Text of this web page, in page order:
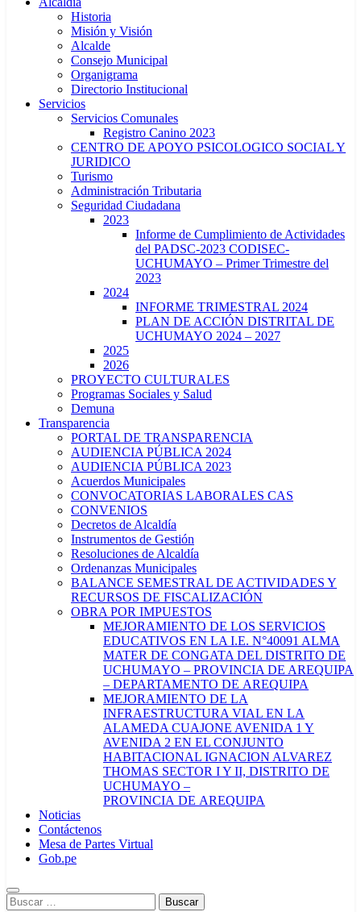
Historia
Misión y Visión
Alcalde
Consejo Municipal
Organigrama
Directorio Institucional
Servicios
Servicios Comunales
Registro Canino 2023
CENTRO DE APOYO PSICOLOGICO SOCIAL Y
JURIDICO
Turismo
Administración Tributaria
Seguridad Ciudadana
2023
Informe de Cumplimiento de Actividades
del PADSC-2023 CODISEC-
UCHUMAYO – Primer Trimestre del
2023
2024
INFORME TRIMESTRAL 2024
PLAN DE ACCIÓN DISTRITAL DE
UCHUMAYO 2024 – 2027
2025
2026
PROYECTO CULTURALES
Programas Sociales y Salud
Demuna
Transparencia
PORTAL DE TRANSPARENCIA
AUDIENCIA PÚBLICA 2024
AUDIENCIA PÚBLICA 2023
Acuerdos Municipales
CONVOCATORIAS LABORALES CAS
CONVENIOS
Decretos de Alcaldía
Instrumentos de Gestión
Resoluciones de Alcaldía
Ordenanzas Municipales
BALANCE SEMESTRAL DE ACTIVIDADES Y
RECURSOS DE FISCALIZACIÓN
OBRA POR IMPUESTOS
MEJORAMIENTO DE LOS SERVICIOS
EDUCATIVOS EN LA I.E. N°40091 ALMA
MATER DE CONGATA DEL DISTRITO DE
UCHUMAYO – PROVINCIA DE AREQUIPA
– DEPARTAMENTO DE AREQUIPA
MEJORAMIENTO DE LA
INFRAESTRUCTURA VIAL EN LA
ALAMEDA CUAJONE AVENIDA 1 Y
AVENIDA 2 EN EL CONJUNTO
HABITACIONAL IGNACION ALVAREZ
THOMAS SECTOR I Y II, DISTRITO DE
UCHUMAYO –
PROVINCIA DE AREQUIPA
Noticias
Contáctenos
Mesa de Partes Virtual
Gob.pe
Buscar: